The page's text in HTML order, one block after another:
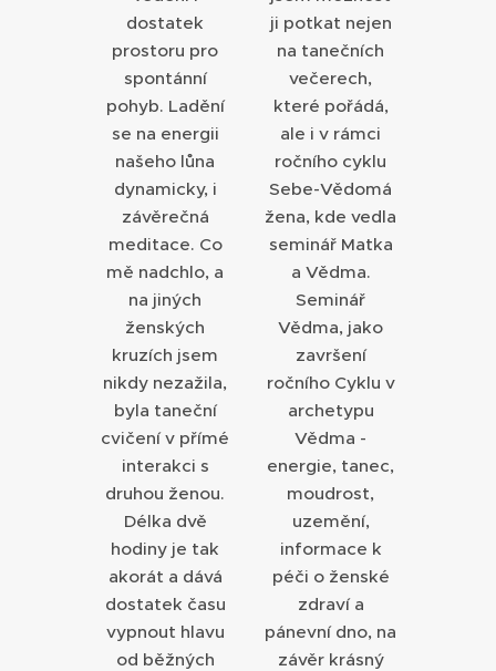
dostatek
prostoru pro
spontánní
pohyb. Ladění
se na energii
našeho lůna
dynamicky, i
závěrečná
meditace. Co
mě nadchlo, a
na jiných
ženských
kruzích jsem
nikdy nezažila,
byla taneční
cvičení v přímé
interakci s
druhou ženou.
Délka dvě
hodiny je tak
akorát a dává
dostatek času
vypnout hlavu
od běžných
ji potkat nejen
na tanečních
večerech,
které pořádá,
ale i v rámci
ročního cyklu
Sebe-Vědomá
žena, kde vedla
seminář Matka
a Vědma.
Seminář
Vědma, jako
završení
ročního Cyklu v
archetypu
Vědma -
energie, tanec,
moudrost,
uzemění,
informace k
péči o ženské
zdraví a
pánevní dno, na
závěr krásný